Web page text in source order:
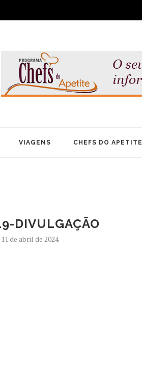
VIAGENS CHEFS DO APETITE
DIVULGAÇÃO
11 de abril de 2024